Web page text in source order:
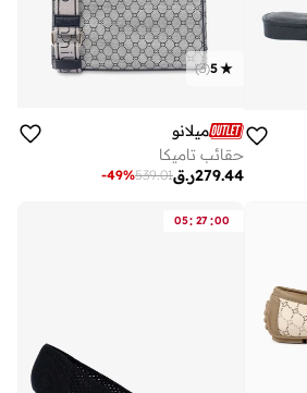
5
(
3
)
ميلانو
حقائب تاميكا
ر.ق279.44
539.01
-49%
05: 27 :00